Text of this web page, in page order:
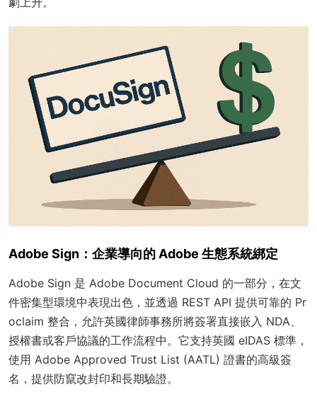
Adobe Sign：企業導向的 Adobe 生態系統綁定
Adobe Sign 是 Adobe Document Cloud 的一部分，在文
件密集型環境中表現出色，並透過 REST API 提供可靠的 Pr
oclaim 整合，允許英國律師事務所將簽署直接嵌入 NDA、
授權書或客戶協議的工作流程中。它支持英國 eIDAS 標準，
使用 Adobe Approved Trust List (AATL) 證書的高級簽
名，提供防竄改封印和長期驗證。